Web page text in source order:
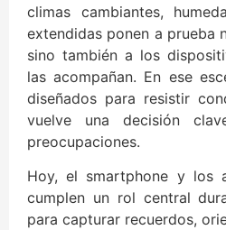
climas cambiantes,
extendidas ponen a prueba
sino también a los
las acompañan. En ese
diseñados para resistir
vuelve una decisión
preocupaciones.
Hoy, el smartphone y los
cumplen un rol central
para capturar recuerdos,